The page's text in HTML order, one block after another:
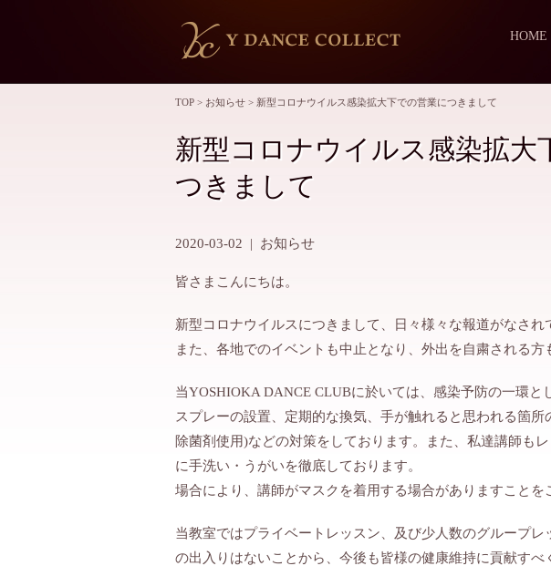
HOME
TOP > お知らせ > 新型コロナウイルス感染拡大下での営業につきまして
新型コロナウイルス感染拡大
つきまして
2020-03-02 | お知らせ
皆さまこんにちは。
新型コロナウイルスにつきまして、日々様々な報道がなされ
また、各地でのイベントも中止となり、外出を自粛される方
当YOSHIOKA DANCE CLUBに於いては、感染予防の一環と
スプレーの設置、定期的な換気、手が触れると思われる箇
除菌剤使用)などの対策をしております。また、私達講師も
に手洗い・うがいを徹底しております。
場合により、講師がマスクを着用する場合がありますことを
当教室ではプライベートレッスン、及び少人数のグループレ
の出入りはないことから、今後も皆様の健康維持に貢献すべ